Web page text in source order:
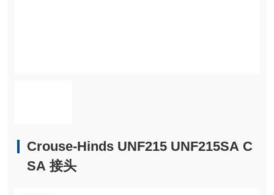
Crouse-Hinds UNF215 UNF215SA C
SA 接头